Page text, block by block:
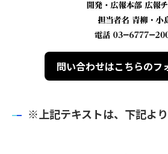
問い合わせはこちらのフ
※上記テキストは、下記よ